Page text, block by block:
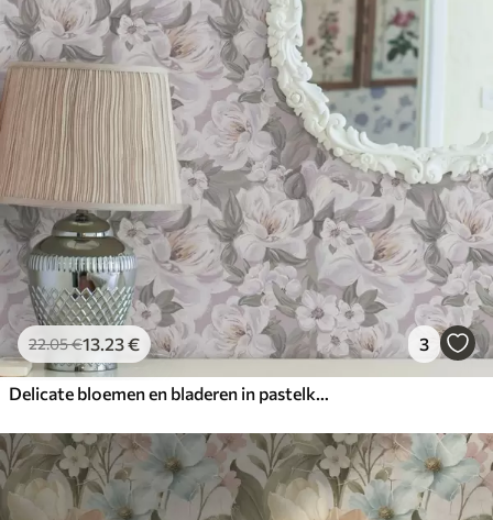
22.05€13.23€ 3
Delicate bloemen en bladeren in pastelkleuren